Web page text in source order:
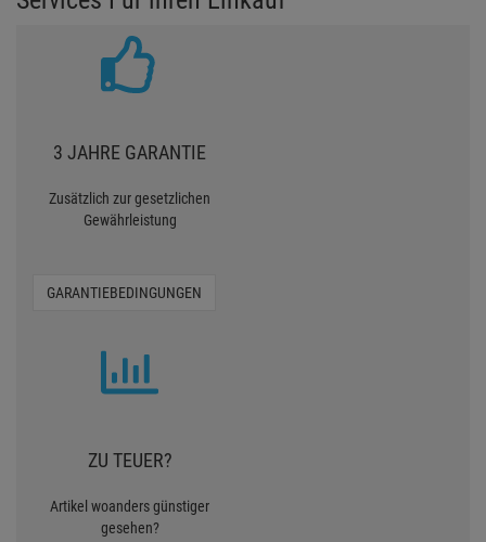
3 JAHRE GARANTIE
Zusätzlich zur gesetzlichen
Gewährleistung
GARANTIEBEDINGUNGEN
ZU TEUER?
Artikel woanders günstiger
gesehen?